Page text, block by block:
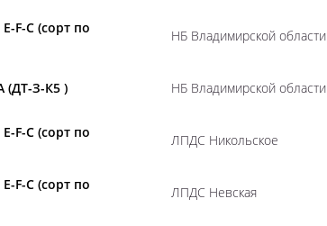
F-C (сорт по
НБ Владимирской области
З-К5 ) НБ Владимирской области
F-C (сорт по
ЛПДС Никольское
F-C (сорт по
ЛПДС Невская